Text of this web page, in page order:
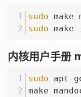
sudo
sudo
内核用户手册
sudo apt-
make